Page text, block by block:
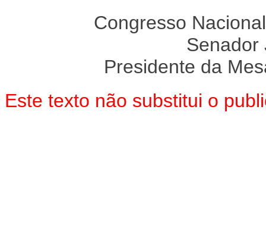
Congresso
Senador
Presidente da
Este texto não substitui o